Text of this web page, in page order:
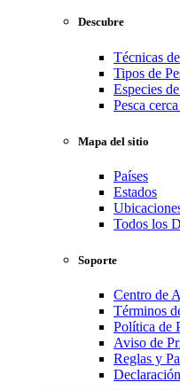
Descubre
Técnicas
Tipos de
Especies
Pesca
Mapa del sitio
Países
Estados
Todos los
Soporte
Centro de
Términos
Política de
Aviso de
Reglas y